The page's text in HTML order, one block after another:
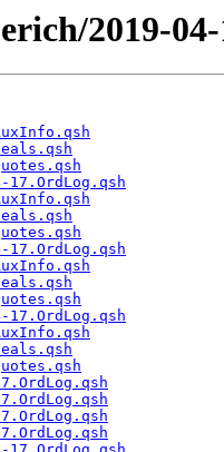
2019-
17.OrdLog.qsh
17.OrdLog.qsh
17.OrdLog.qsh